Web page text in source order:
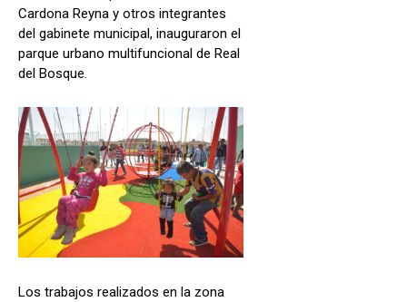
Cardona Reyna y otros integrantes
del gabinete municipal, inauguraron el
parque urbano multifuncional de Real
del Bosque.
Los trabajos realizados en la zona